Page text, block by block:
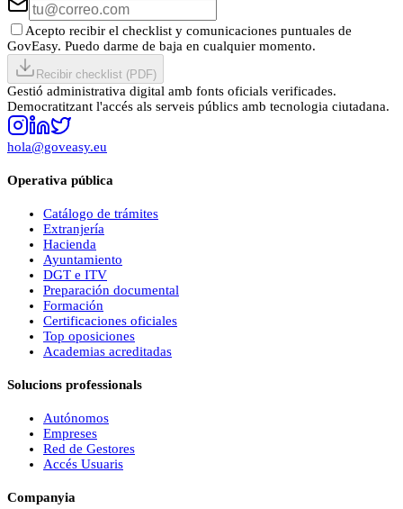
Acepto recibir el checklist y comunicaciones puntuales de
GovEasy. Puedo darme de baja en cualquier momento.
Recibir checklist (PDF)
Gestió administrativa digital amb fonts oficials verificades.
Democratitzant l'accés als serveis públics amb tecnologia ciutadana.
hola@goveasy.eu
Operativa pública
Catálogo de trámites
Extranjería
Hacienda
Ayuntamiento
DGT e ITV
Preparación documental
Formación
Certificaciones oficiales
Top oposiciones
Academias acreditadas
Solucions professionals
Autónomos
Empreses
Red de Gestores
Accés Usuaris
Companyia